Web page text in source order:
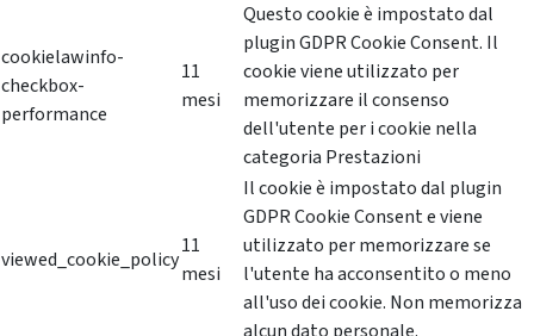
cookielawinfo-
checkbox-
performance
11
mesi
Questo cookie è impostato dal
plugin GDPR Cookie Consent. Il
cookie viene utilizzato per
memorizzare il consenso
dell'utente per i cookie nella
categoria Prestazioni
viewed_cookie_policy
11
mesi
Il cookie è impostato dal plugin
GDPR Cookie Consent e viene
utilizzato per memorizzare se
l'utente ha acconsentito o meno
all'uso dei cookie. Non memorizza